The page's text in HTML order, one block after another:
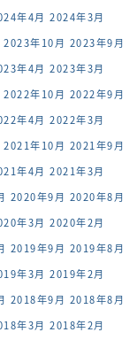
年4月 2024年3月
2023年10月 2023年9月
年4月 2023年3月
2022年10月 2022年9月
年4月 2022年3月
2021年10月 2021年9月
年4月 2021年3月
2020年9月 2020年8月
年3月 2020年2月
2019年9月 2019年8月
年3月 2019年2月
2018年9月 2018年8月
年3月 2018年2月